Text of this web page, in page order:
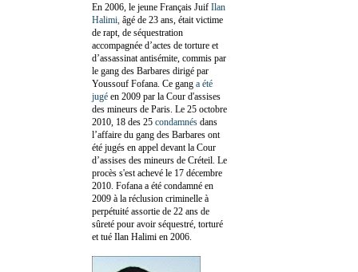
En 2006, le jeune Français Juif Ilan
Halimi, âgé de 23 ans, était victime
de rapt, de séquestration
accompagnée d’actes de torture et
d’assassinat antisémite, commis par
le gang des Barbares dirigé par
Youssouf Fofana. Ce gang a été
jugé en 2009 par la Cour d'assises
des mineurs de Paris. Le 25 octobre
2010, 18 des 25 condamnés dans
l’affaire du gang des Barbares ont
été jugés en appel devant la Cour
d’assises des mineurs de Créteil. Le
procès s'est achevé le 17 décembre
2010. Fofana a été condamné en
2009 à la réclusion criminelle à
perpétuité assortie de 22 ans de
sûreté pour avoir séquestré, torturé
et tué Ilan Halimi en 2006.